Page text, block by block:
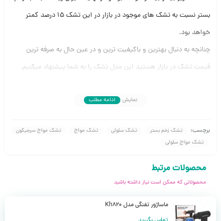
بستر نسبت به تشک های موجود در بازار در این تشک ۱۵ درصد کمتر
خواهد بود.
چنانچه به دنبال بهترین و باکیفیت ترین و در عین حال به صرفه ترین
قیمت تشک در بازار هستید این مدل تشک را به شما پیشنهاد میکنیم.
از زخم بستر است.
مداوم روی نقاط خاصی از بدن ایجاد می‌شود.
طراحی سلولی این تشک با توزیع یکنواخت فشار، خطر ایجاد زخم بستر را
به طور قابل توجهی کاهش می‌دهد.
نمایش ادامه مطلب
برچسب: تشک زخم بستر تشک سلولی تشک مواج
تشک مواج سرجیکون
تشک مواج سلولی
محصولات مرتبط
محصولاتی که ممکن است نیاز داشته باشید
ماساژور تفنگی مدل Kh820